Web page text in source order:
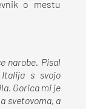
o mestu
narobe. Pisal
s svojo
Gorica mi je
svetovoma, a